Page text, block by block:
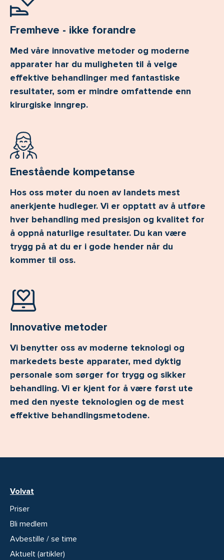
Fremheve - ikke forandre
Med våre innovative metoder og moderne
apparater har du muligheten til å velge
effektive behandlinger med fantastiske
resultater, som er mindre omfattende enn
kirurgiske inngrep.
Enestående kompetanse
Hos oss møter du noen av landets mest
anerkjente hudleger. Vi er opptatt av å utføre
hver behandling med presisjon og kvalitet for
å oppnå naturlige resultater. Du kan være
trygg på at du er i gode hender når du
kommer til oss.
Innovative metoder
Vi benytter oss av moderne teknologi og
markedets beste apparater, med dyktig
personale som sørger for trygg og sikker
behandling. Vi er kjent for å være først ute
med den nyeste teknologien og de mest
effektive behandlingsmetodene.
Volvat
Priser
Bli medlem
Avbestille / se time
Aktuelt (artikler)